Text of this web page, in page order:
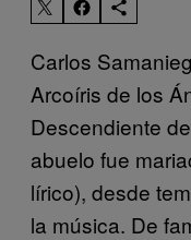
Carlos
Arcoíris de los
Descendiente
abuelo fue
lírico), desde
la música. De